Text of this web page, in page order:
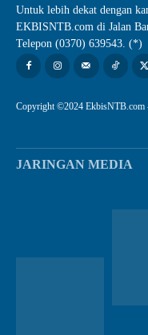
Untuk lebih dekat dengan
EKBISNTB.com di Jalan
Telepon (0370) 639543. (*)
Copyright ©2024 EkbisNTB.com
JARINGAN MEDIA